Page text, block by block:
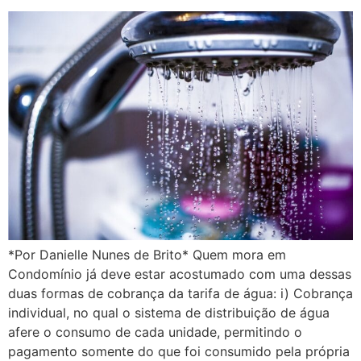
*Por Danielle Nunes de Brito* Quem mora em
Condomínio já deve estar acostumado com uma dessas
duas formas de cobrança da tarifa de água: i) Cobrança
individual, no qual o sistema de distribuição de água
afere o consumo de cada unidade, permitindo o
pagamento somente do que foi consumido pela própria